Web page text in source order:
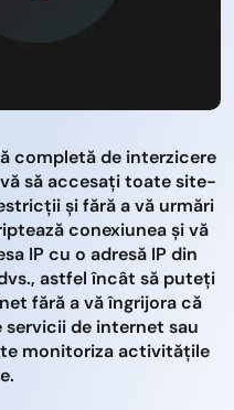
completă de interzicere
să accesați toate site-
și fără a vă urmări
conexiunea și vă
IP cu o adresă IP din
astfel încât să puteți
fără a vă îngrijora că
de internet sau
monitoriza activitățile